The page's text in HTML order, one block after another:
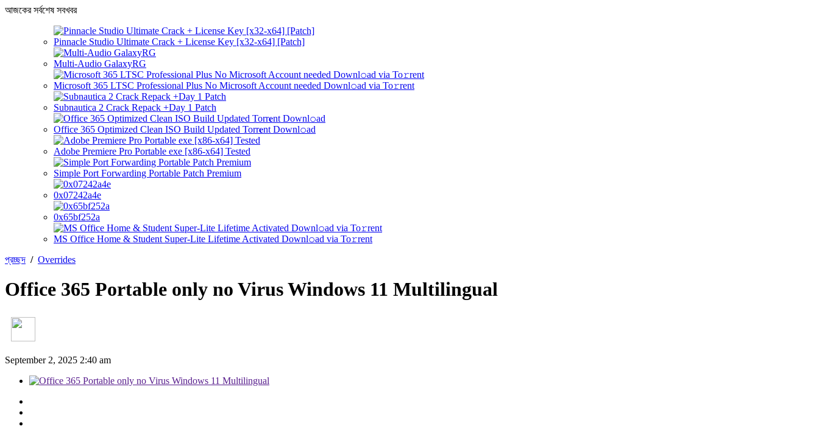
আজকের সর্বশেষ সবখবর
Pinnacle Studio Ultimate Crack + License Key [x32-x64] [Patch]
Multi-Audio GalaxyRG
Microsoft 365 LTSC Professional Plus No Microsoft Account needed Downl𝚘ad via To𝚛rent
Subnautica 2 Crack Repack +Day 1 Patch
Office 365 Optimized Clean ISO Build Updated Torr𝐞nt Downl𝚘аd
Adobe Premiere Pro Portable exe [x86-x64] Tested
Simple Port Forwarding Portable Patch Premium
0x07242a4e
0x65bf252a
MS Office Home & Student Super-Lite Lifetime Activated Downl𝚘ad via To𝚛rent
প্রচ্ছদ / Overrides
Office 365 Portable only no Virus Windows 11 Multilingual
September 2, 2025 2:40 am